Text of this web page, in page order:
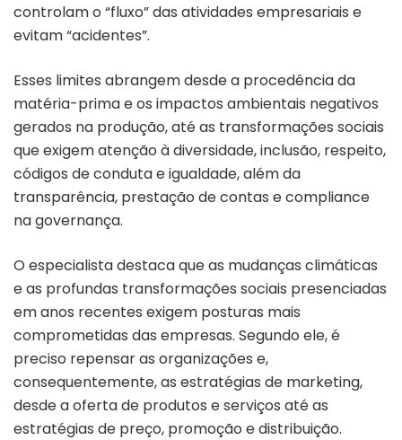
controlam o “fluxo” das atividades empresariais e
evitam “acidentes”.
Esses limites abrangem desde a procedência da
matéria-prima e os impactos ambientais negativos
gerados na produção, até as transformações sociais
que exigem atenção à diversidade, inclusão, respeito,
códigos de conduta e igualdade, além da
transparência, prestação de contas e compliance
na governança.
O especialista destaca que as mudanças climáticas
e as profundas transformações sociais presenciadas
em anos recentes exigem posturas mais
comprometidas das empresas. Segundo ele, é
preciso repensar as organizações e,
consequentemente, as estratégias de marketing,
desde a oferta de produtos e serviços até as
estratégias de preço, promoção e distribuição.